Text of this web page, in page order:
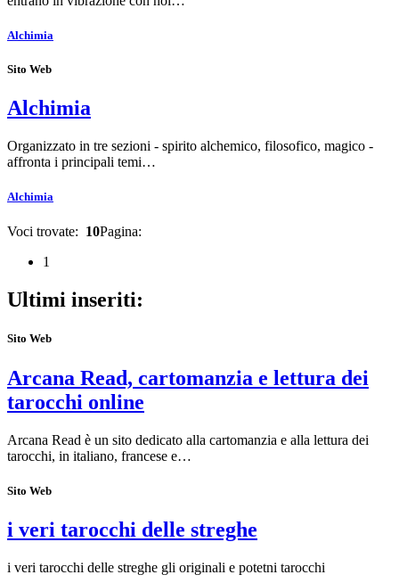
Alchimia
Sito Web
Alchimia
Organizzato in tre sezioni - spirito alchemico, filosofico, magico -
affronta i principali temi…
Alchimia
Voci trovate: 10Pagina:
1
Ultimi inseriti:
Sito Web
Arcana Read, cartomanzia e lettura dei
tarocchi online
Arcana Read è un sito dedicato alla cartomanzia e alla lettura dei
tarocchi, in italiano, francese e…
Sito Web
i veri tarocchi delle streghe
i veri tarocchi delle streghe gli originali e potetni tarocchi